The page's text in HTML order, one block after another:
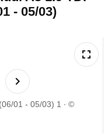
- 05/03)
01 - 05/03) 1
©